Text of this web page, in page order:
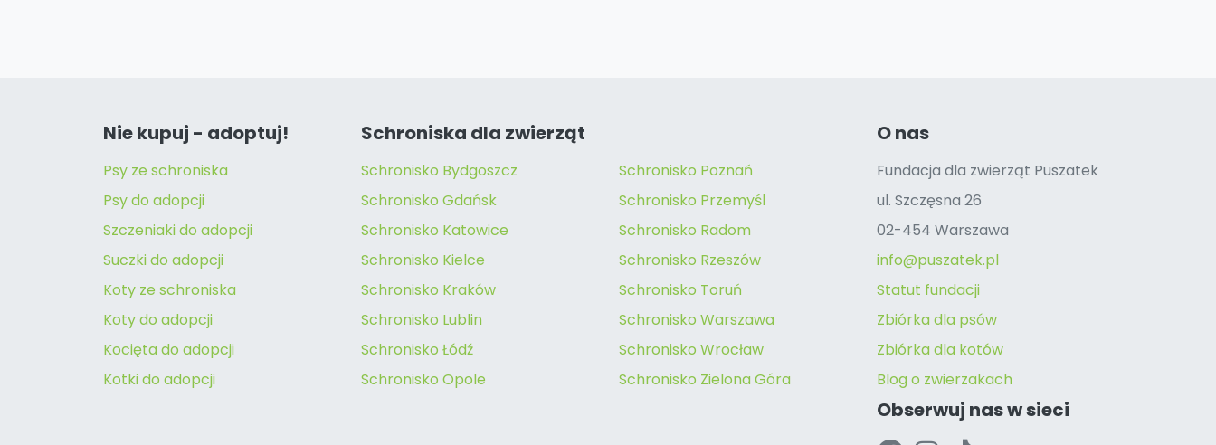
Nie kupuj - adoptuj!
Psy ze schroniska
Psy do adopcji
Szczeniaki do adopcji
Suczki do adopcji
Koty ze schroniska
Koty do adopcji
Kocięta do adopcji
Kotki do adopcji
Schroniska dla zwierząt
Schronisko Bydgoszcz
Schronisko Gdańsk
Schronisko Katowice
Schronisko Kielce
Schronisko Kraków
Schronisko Lublin
Schronisko Łódź
Schronisko Opole
Schronisko Poznań
Schronisko Przemyśl
Schronisko Radom
Schronisko Rzeszów
Schronisko Toruń
Schronisko Warszawa
Schronisko Wrocław
Schronisko Zielona Góra
O nas
Fundacja dla zwierząt Puszatek
ul. Szczęsna 26
02-454 Warszawa
info@puszatek.pl
Statut fundacji
Zbiórka dla psów
Zbiórka dla kotów
Blog o zwierzakach
Obserwuj nas w sieci